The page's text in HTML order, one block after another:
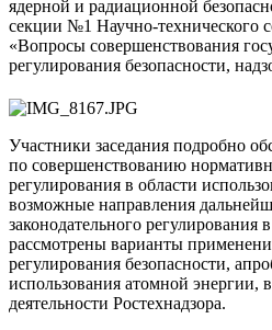
ядерной и радиационной
секции №1 Научно-технического
«Вопросы совершенствования
регулирования безопасности,
Участники заседания подробно
по совершенствованию
регулирования в области
возможные направления
законодательного
рассмотрены варианты
регулирования безопасности,
использования атомной энергии,
деятельности Ростехнадзора.